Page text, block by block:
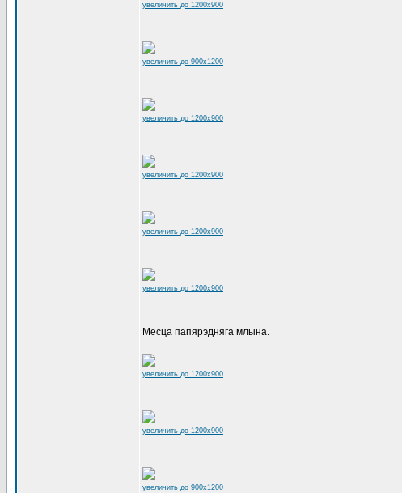
увеличить до 1200x900
увеличить до 900x1200
увеличить до 1200x900
увеличить до 1200x900
увеличить до 1200x900
увеличить до 1200x900
Месца папярэдняга млына.
увеличить до 1200x900
увеличить до 1200x900
увеличить до 900x1200